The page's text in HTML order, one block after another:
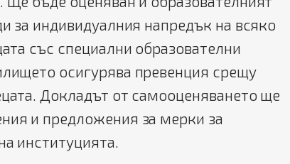
за индивидуалния напредък на всяко
със специални образователни
осигурява превенция срещу
Докладът от самооценяването ще
и предложения за мерки за
институцията.